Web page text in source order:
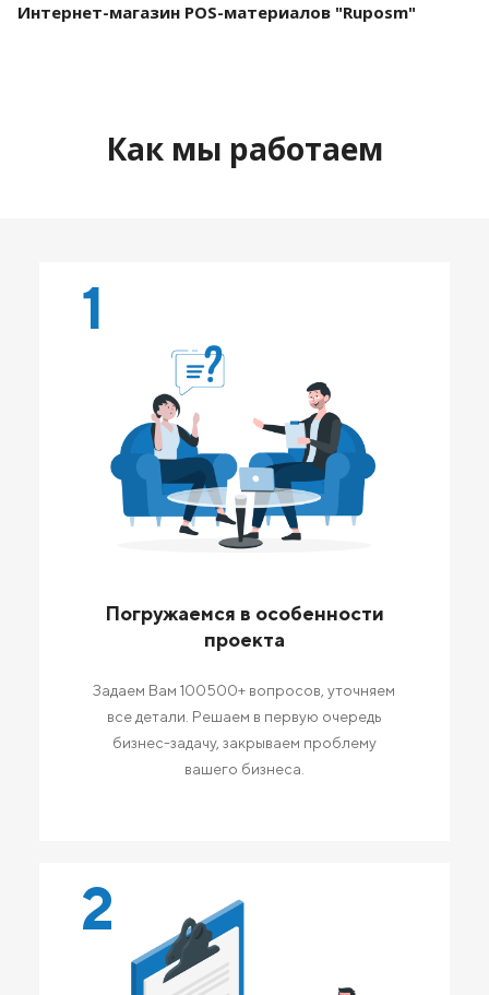
Интернет-магазин POS-материалов "Ruposm"
Как мы работаем
1
Погружаемся в особенности
проекта
Задаем Вам 100500+ вопросов, уточняем
все детали. Решаем в первую очередь
бизнес-задачу, закрываем проблему
вашего бизнеса.
2